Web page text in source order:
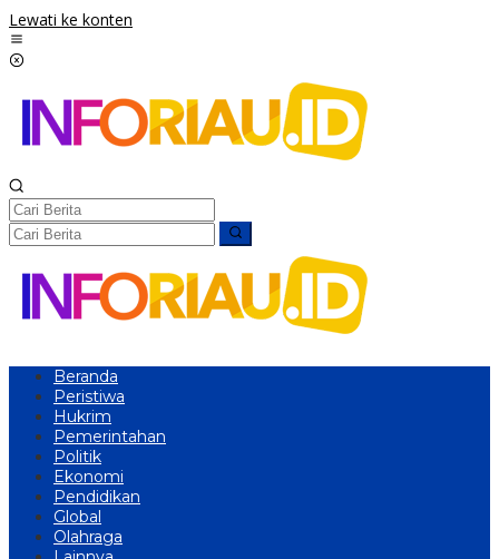
Lewati ke konten
Beranda
Peristiwa
Hukrim
Pemerintahan
Politik
Ekonomi
Pendidikan
Global
Olahraga